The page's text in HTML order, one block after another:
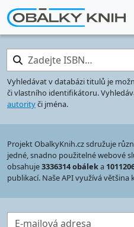
Zadejte ISBN…
Vyhledávat v databázi titulů je
či vlastního identifikátoru.
autorityči jména.
Projekt ObalkyKnih.cz sdružuje
jedné, snadno použitelné webové
obsahuje3336314 obáleka
publikací. Naše API využívá většina
E-mailová adresa